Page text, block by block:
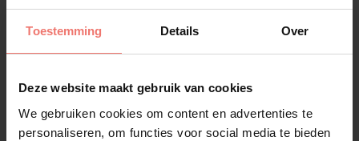
Toestemming Details Over
Deze website maakt gebruik van cookies
We gebruiken cookies om content en advertenties te
personaliseren, om functies voor social media te bieden
verlies van Chris, zal doorgaan met doen wat zij het
liefste doet, het maken van muziek, en begint na
nummers.
In drummer Norman Bonink vindtBløfeen nieuw